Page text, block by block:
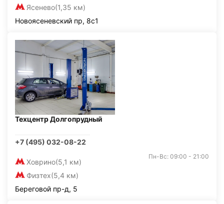
Ясенево(1,35 км)
Новоясеневский пр, 8с1
Техцентр Долгопрудный
+7 (495) 032-08-22
Ховрино(5,1 км)
Физтех(5,4 км)
Пн-Вс: 09:00 - 21:00
Береговой пр-д, 5